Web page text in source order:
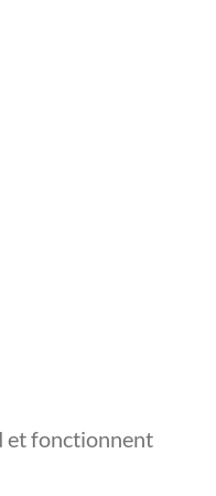
et fonctionnent